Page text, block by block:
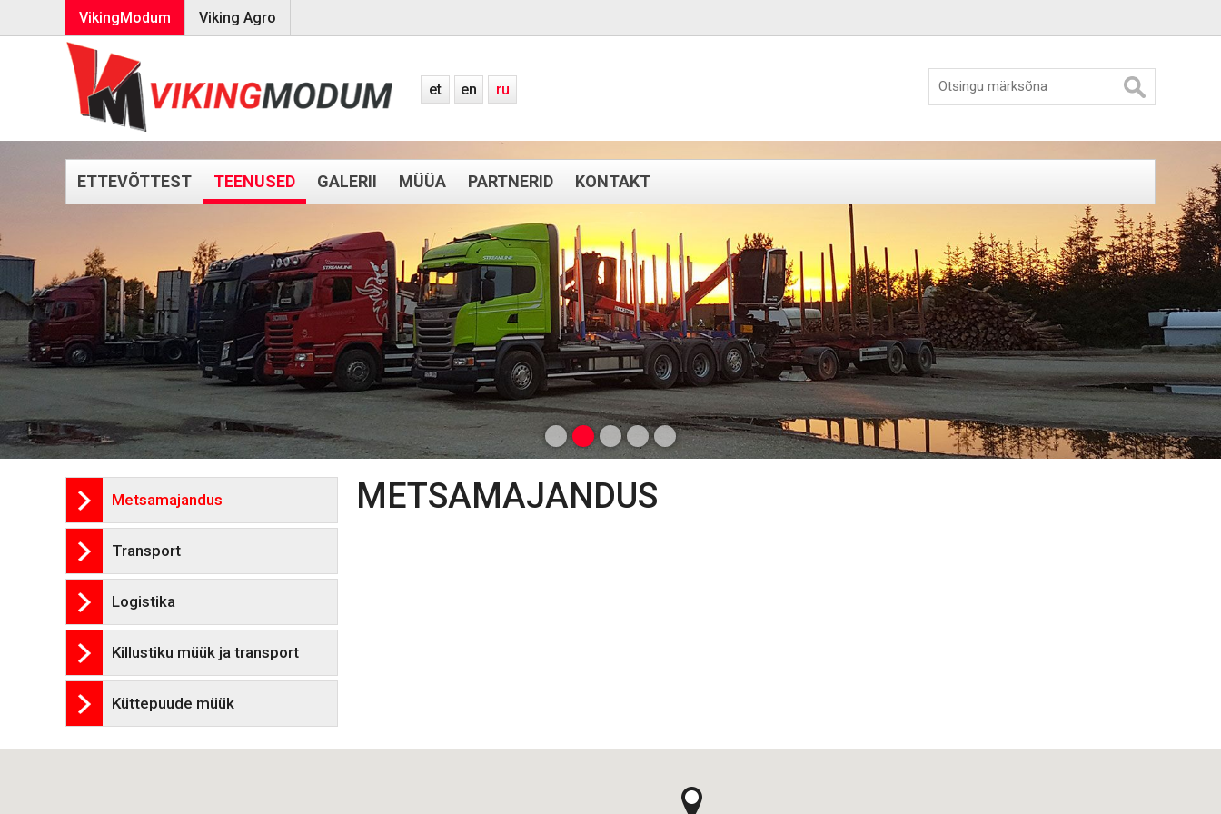
VikingModum Viking Agro
et en ru
ETTEVÕTTEST TEENUSED GALERII MÜÜA PARTNERID KONTAKT
Metsamajandus
Transport
Logistika
Killustiku müük ja transport
Küttepuude müük
METSAMAJANDUS